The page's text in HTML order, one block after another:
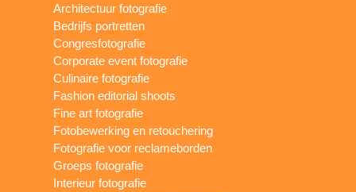
Architectuur fotografie
Bedrijfs portretten
Congresfotografie
Corporate event fotografie
Culinaire fotografie
Fashion editorial shoots
Fine art fotografie
Fotobewerking en retouchering
Fotografie voor reclameborden
Groeps fotografie
Interieur fotografie